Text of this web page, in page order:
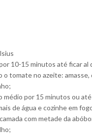
10-15 minutos até ficar al
o tomate no azeite:
médio por 15 minutos ou
de água e cozinhe em
com metade da